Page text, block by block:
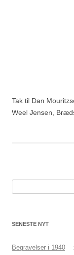
Tak til Dan
Weel Jensen,
SENESTE NYT
Begravelser i 1940